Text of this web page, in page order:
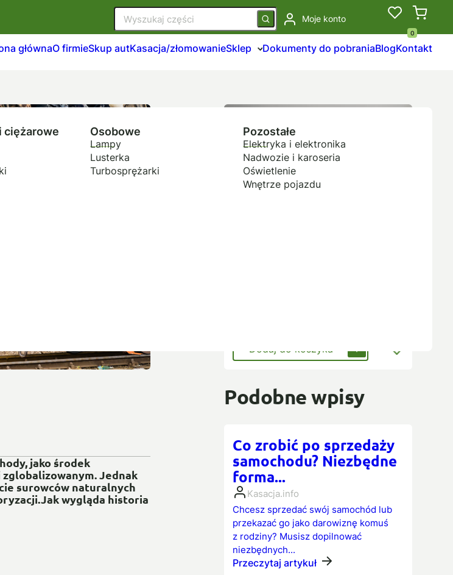
Moje konto
0
głównaO firmieSkup autKasacja/złomowanieSklep
ciężarowe Osobowe
Lampy
Lusterka
Turbosprężarki
Pozostałe
Elektryka i elektronika
Nadwozie i karoseria
Oświetlenie
Wnętrze pojazdu
Dokumenty do pobraniaBlogKontakt
jako środek
Jednak
surowców naturalnych
wygląda historia
Dodaj do koszyka
Podobne wpisy
Co zrobić po sprzedaży
samochodu? Niezbędne
forma...
Kasacja.info
Chcesz sprzedać swój samochód lub
przekazać go jako darowiznę komuś
z rodziny? Musisz dopilnować
niezbędnych...
Przeczytaj artykuł